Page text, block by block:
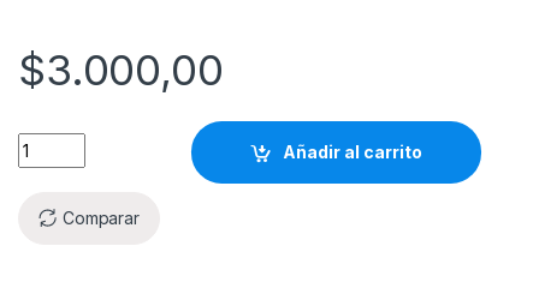
$3.000,00
Añadir al carrito
Comparar